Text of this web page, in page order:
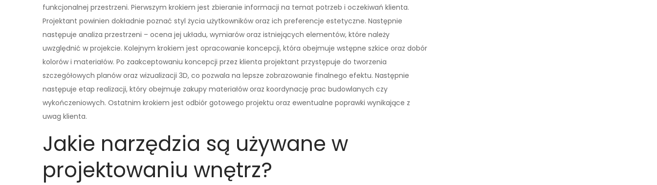
funkcjonalnej przestrzeni. Pierwszym krokiem jest zbieranie informacji na temat potrzeb i oczekiwań klienta.
Projektant powinien dokładnie poznać styl życia użytkowników oraz ich preferencje estetyczne. Następnie
następuje analiza przestrzeni – ocena jej układu, wymiarów oraz istniejących elementów, które należy
uwzględnić w projekcie. Kolejnym krokiem jest opracowanie koncepcji, która obejmuje wstępne szkice oraz dobór
kolorów i materiałów. Po zaakceptowaniu koncepcji przez klienta projektant przystępuje do tworzenia
szczegółowych planów oraz wizualizacji 3D, co pozwala na lepsze zobrazowanie finalnego efektu. Następnie
następuje etap realizacji, który obejmuje zakupy materiałów oraz koordynację prac budowlanych czy
wykończeniowych. Ostatnim krokiem jest odbiór gotowego projektu oraz ewentualne poprawki wynikające z
uwag klienta.
Jakie narzędzia są używane w
projektowaniu wnętrz?